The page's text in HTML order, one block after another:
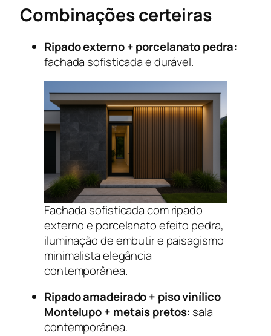
Combinações certeiras
Ripado externo + porcelanato pedra:
fachada sofisticada e durável.
Fachada sofisticada com ripado
externo e porcelanato efeito pedra,
iluminação de embutir e paisagismo
minimalista elegância
contemporânea.
Ripado amadeirado + piso vinílico
Montelupo + metais pretos: sala
contemporânea.